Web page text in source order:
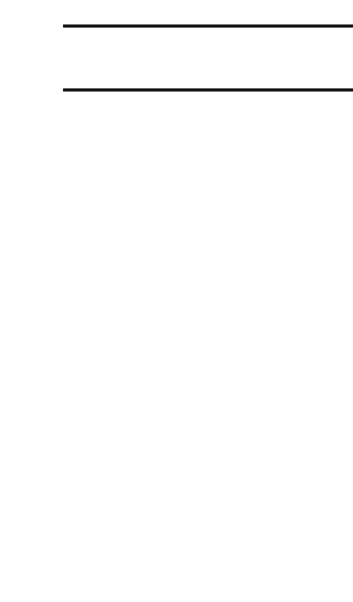
b
k
r
d A r